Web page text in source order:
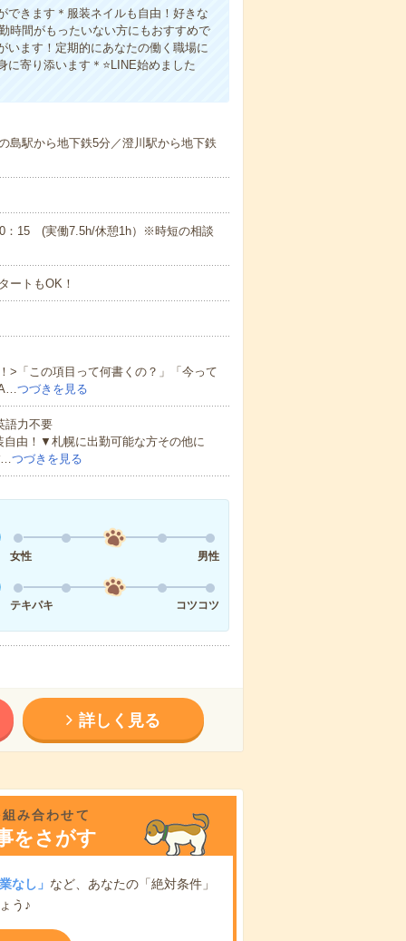
できます＊服装ネイルも自由！好きな
時間がもったいない方にもおすすめで
います！定期的にあなたの働く職場に
寄り添います＊⭐LINE始めました
島駅から地下鉄5分／澄川駅から地下鉄
：15 (実働7.5h/休憩1h）※時短の相談
ートもOK！
「この項目って何書くの？」「今って
つづきを見る
語力不要
由！▼札幌に出勤可能な方その他に
つづきを見る
女性 男性
テキパキ コツコツ
詳しく見る
み合わせて
をさがす
なし」 など、あなたの「絶対条件」
う♪